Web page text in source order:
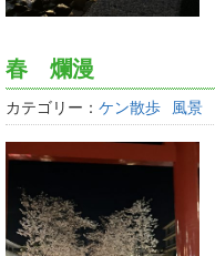
春 爛漫
カテゴリー： ケン散歩 風景